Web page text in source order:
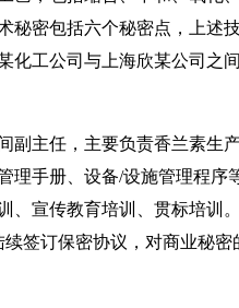
密包括六个秘密点，上述
工公司与上海欣某公司之
主任，主要负责香兰素生
手册、设备/设施管理程
宣传教育培训、贯标培训
签订保密协议，对商业秘